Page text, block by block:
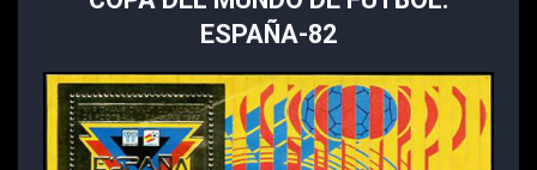
ESPAÑA-82